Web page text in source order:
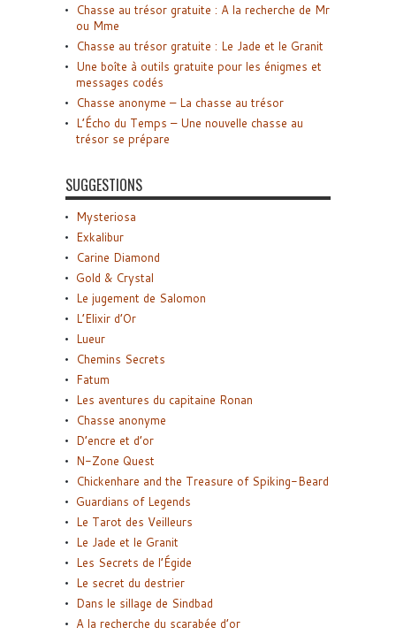
Chasse au trésor gratuite : A la recherche de Mr
ou Mme
Chasse au trésor gratuite : Le Jade et le Granit
Une boîte à outils gratuite pour les énigmes et
messages codés
Chasse anonyme – La chasse au trésor
L’Écho du Temps – Une nouvelle chasse au
trésor se prépare
SUGGESTIONS
Mysteriosa
Exkalibur
Carine Diamond
Gold & Crystal
Le jugement de Salomon
L’Elixir d’Or
Lueur
Chemins Secrets
Fatum
Les aventures du capitaine Ronan
Chasse anonyme
D’encre et d’or
N-Zone Quest
Chickenhare and the Treasure of Spiking-Beard
Guardians of Legends
Le Tarot des Veilleurs
Le Jade et le Granit
Les Secrets de l’Égide
Le secret du destrier
Dans le sillage de Sindbad
A la recherche du scarabée d’or